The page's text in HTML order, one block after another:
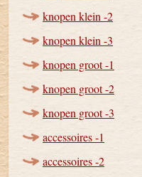
knopen klein -2
knopen klein -3
knopen groot -1
knopen groot -2
knopen groot -3
accessoires -1
accessoires -2